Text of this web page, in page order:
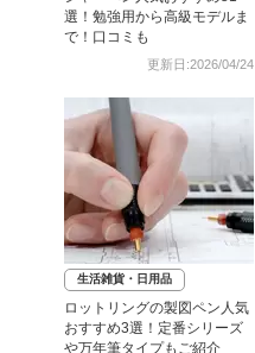
選！勉強用から高級モデルま
で！口コミも
更新日:2026/04/24
生活雑貨・日用品
ロットリングの製図ペン人気
おすすめ3選！定番シリーズ
や万年筆タイプもご紹介